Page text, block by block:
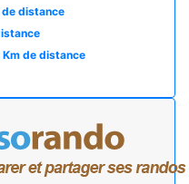
distance
de distance